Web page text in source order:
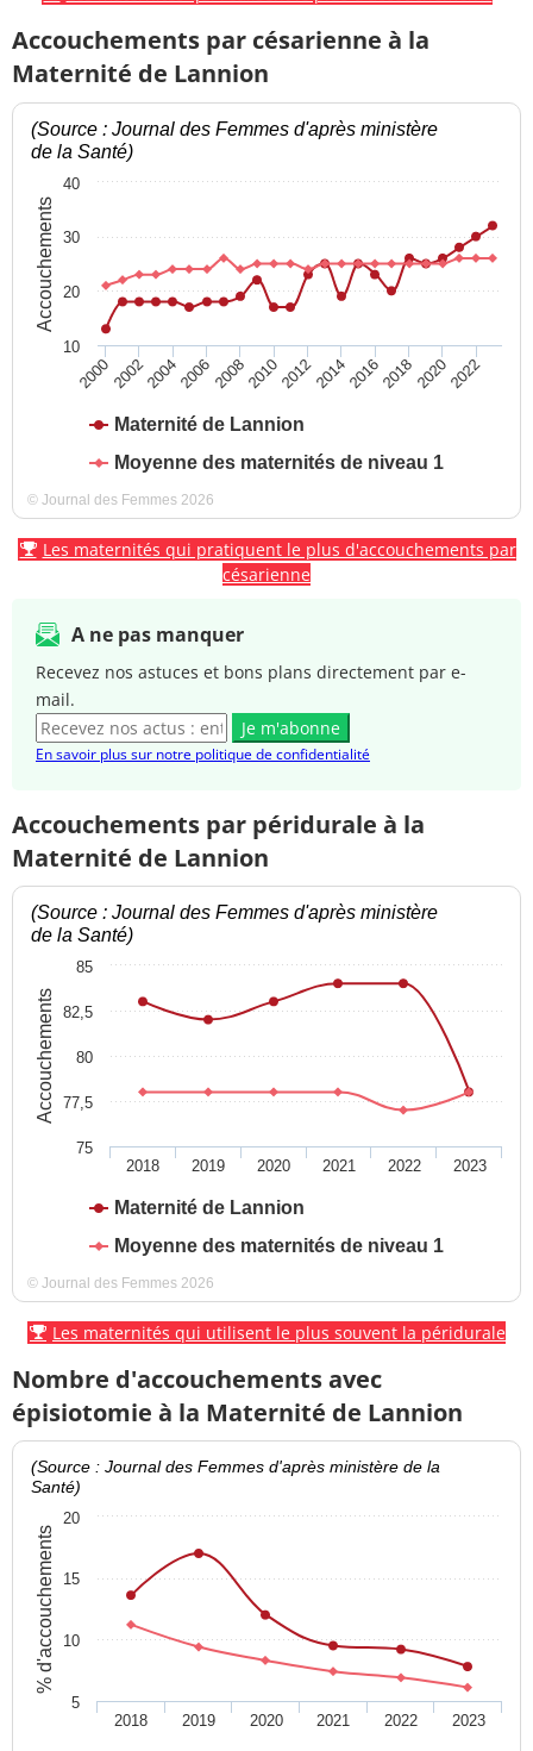
Accouchements par césarienne à la
Maternité de Lannion
Accouchements
(Source : Journal des Femmes d'après ministère
de la Santé)
Maternité de Lannion
Moyenne des maternités de niveau 1
200020022004200620082010201220142016201820202022
10
20
30
40
© Journal des Femmes 2026
Les maternités qui pratiquent le plus d'accouchements par
césarienne
A ne pas manquer
Recevez nos astuces et bons plans directement par e-
mail.
Je m'abonne
En savoir plus sur notre politique de confidentialité
Accouchements par péridurale à la
Maternité de Lannion
Accouchements
(Source : Journal des Femmes d'après ministère
de la Santé)
Maternité de Lannion
Moyenne des maternités de niveau 1
2018 2019 2020 2021 2022 2023
75
77,5
80
82,5
85
© Journal des Femmes 2026
Les maternités qui utilisent le plus souvent la péridurale
Nombre d'accouchements avec
épisiotomie à la Maternité de Lannion
% d'accouchements
(Source : Journal des Femmes d'après ministère de la
Santé)
2018 2019 2020 2021 2022 2023
5
10
15
20